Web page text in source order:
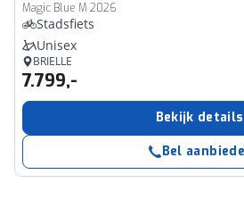
Magic Blue M 2026
Stadsfiets
Unisex
BRIELLE
7.799,-
Bekijk details
Bel